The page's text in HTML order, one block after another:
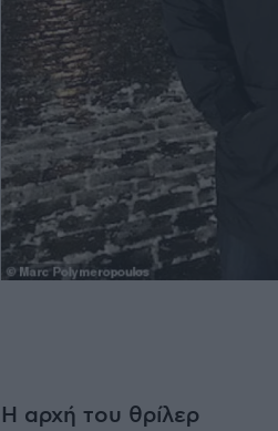
Η αρχή του θρίλερ